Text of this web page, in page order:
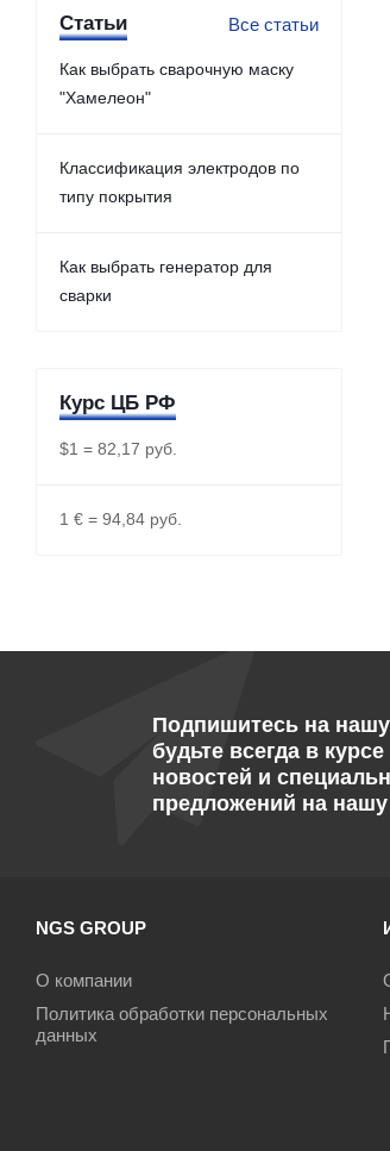
Статьи Все статьи
Как выбрать сварочную маску
"Хамелеон"
Классификация электродов по
типу покрытия
Как выбрать генератор для
сварки
Курс ЦБ РФ
$1 = 82,17 руб.
1 € = 94,84 руб.
Подпишитесь на
будьте всегда в
новостей и
предложений на
NGS GROUP
О компании
Политика обработки персональных
данных